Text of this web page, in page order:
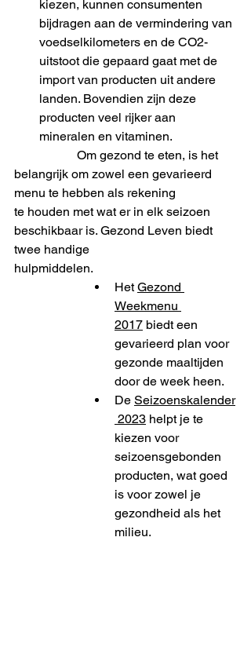
kiezen, kunnen consumenten
bijdragen aan de vermindering van
voedselkilometers en de CO2-
uitstoot die gepaard gaat met de
import van producten uit andere
landen. Bovendien zijn deze
producten veel rijker aan
mineralen en vitaminen.
belangrijk om zowel een gevarieerd
menu te hebben als rekening
te houden met wat er in elk seizoen
beschikbaar is. Gezond Leven biedt
twee handige
hulpmiddelen.
Het Gezond
Weekmenu
2017 biedt een
gevarieerd plan voor
gezonde maaltijden
door de week heen.
De Seizoenskalender
2023 helpt je te
kiezen voor
seizoensgebonden
producten, wat goed
is voor zowel je
gezondheid als het
milieu.